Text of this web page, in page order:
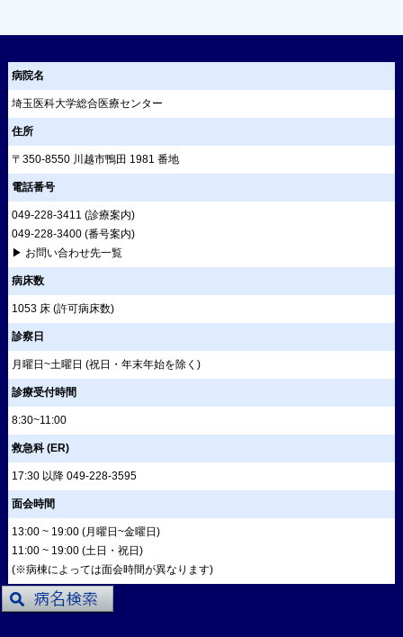
病院名
埼玉医科大学総合医療センター
住所
〒350-8550 川越市鴨田 1981 番地
電話番号
049-228-3411 (診療案内)
049-228-3400(番号案内)
▶ お問い合わせ先一覧
病床数
1053 床 (許可病床数)
診察日
月曜日~土曜日 (祝日・年末年始を除く)
診療受付時間
8:30~11:00
救急科 (ER)
17:30 以降 049-228-3595
面会時間
13:00 ~ 19:00 (月曜日~金曜日)
11:00 ~ 19:00 (土日・祝日)
(※病棟によっては面会時間が異なります)